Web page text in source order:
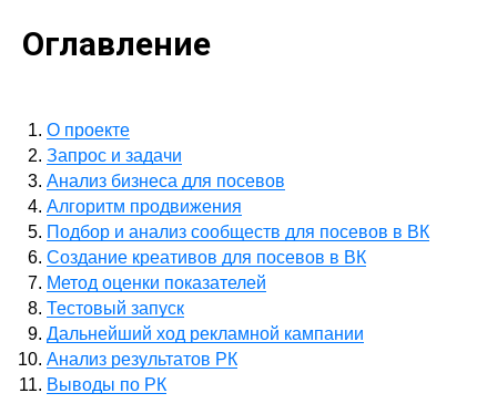
Оглавление
О проекте
Запрос и задачи
Анализ бизнеса для посевов
Алгоритм продвижения
Подбор и анализ сообществ для посевов в ВК
Создание креативов для посевов в ВК
Метод оценки показателей
Тестовый запуск
Дальнейший ход рекламной кампании
Анализ результатов РК
Выводы по РК